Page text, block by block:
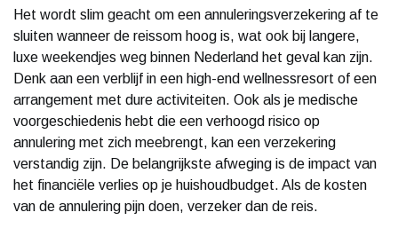
Het wordt slim geacht om een annuleringsverzekering af te
sluiten wanneer de reissom hoog is, wat ook bij langere,
luxe weekendjes weg binnen Nederland het geval kan zijn.
Denk aan een verblijf in een high-end wellnessresort of een
arrangement met dure activiteiten. Ook als je medische
voorgeschiedenis hebt die een verhoogd risico op
annulering met zich meebrengt, kan een verzekering
verstandig zijn. De belangrijkste afweging is de impact van
het financiële verlies op je huishoudbudget. Als de kosten
van de annulering pijn doen, verzeker dan de reis.